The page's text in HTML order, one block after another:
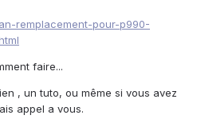
remplacement-pour-p990-
faire...
, un tuto, ou même si vous avez
appel a vous.